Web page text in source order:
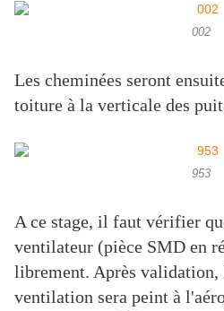
002
Les cheminées seront
toiture à la verticale des
953
A ce stage, il faut vérifier
ventilateur (pièce SMD en
librement. Après validation,
ventilation sera peint à